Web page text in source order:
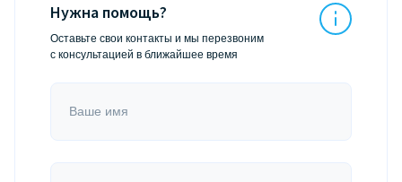
Нужна помощь?
Оставьте свои контакты и мы перезвоним
с консультацией в ближайшее время
Ваше имя